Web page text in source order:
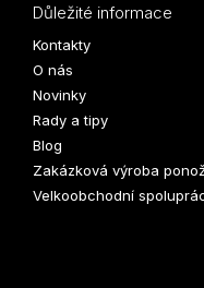
Důležité informace
Kontakty
O nás
Novinky
Rady a tipy
Blog
Zakázková výroba
Velkoobchodní